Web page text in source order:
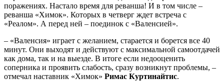
поражениях. Настало время для реванша! И в том числе –
реванша «Химок». Которых в четверг ждет встреча с
«Реалом». А перед ней – поединок с «Валенсией».
– «Валенсия» играет с желанием, старается и борется все 40
минут. Они выходят и действуют с максимальной самоотдачей
как дома, так и на выезде. В итоге если недооценить
соперника и проявить слабость, сразу возникнут проблемы, –
отмечал наставник «Химок» Римас Куртинайтис.